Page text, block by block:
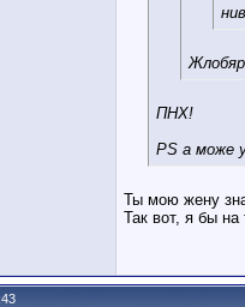
ПНХ!
PS а може
Ты мою жену
Так вот, я бы на